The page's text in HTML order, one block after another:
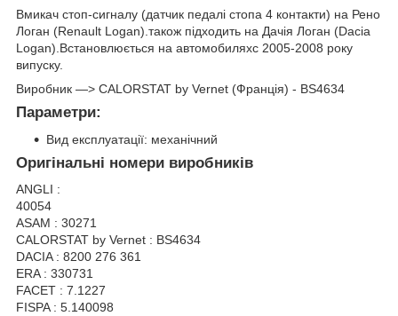
Вмикач стоп-сигналу (датчик педалі стопа 4 контакти) на Рено
Логан (Renault Logan).також підходить на Дачія Логан (Dacia
Logan).Встановлюється на автомобиляхс 2005-2008 року
випуску.
Виробник —> CALORSTAT by Vernet (Франція) - BS4634
Параметри:
Вид експлуатації: механічний
Оригінальні номери виробників
ANGLI :
40054
ASAM : 30271
CALORSTAT by Vernet : BS4634
DACIA : 8200 276 361
ERA : 330731
FACET : 7.1227
FISPA : 5.140098